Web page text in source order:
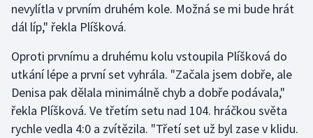
Jezdectví
Judo
Krasobruslení
Lezení
nevylítla v prvním druhém kole. Možná se mi bude hrát
dál líp," řekla Plíšková.
Oproti prvnímu a druhému kolu vstoupila Plíšková do
utkání lépe a první set vyhrála. "Začala jsem dobře, ale
Denisa pak dělala minimálně chyb a dobře podávala,"
řekla Plíšková. Ve třetím setu nad 104. hráčkou světa
rychle vedla 4:0 a zvítězila. "Třetí set už byl zase v klidu.